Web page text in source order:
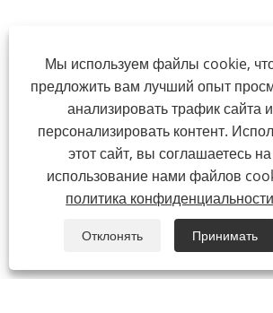
Мы используем файлы cookie,
предложить вам лучший опыт
анализировать трафик сайта и
персонализировать контент.
этот сайт, вы соглашаетесь на
использование нами файлов
политика конфиденциальности
Отклонять Принимать